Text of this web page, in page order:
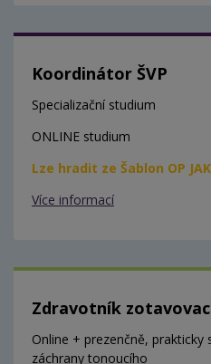
Koordinátor ŠVP
Specializační studium
ONLINE studium
Lze hradit ze Šablon OP JAK
Více informací
Zdravotník
Online + prezenčně,
záchrany tonoucího